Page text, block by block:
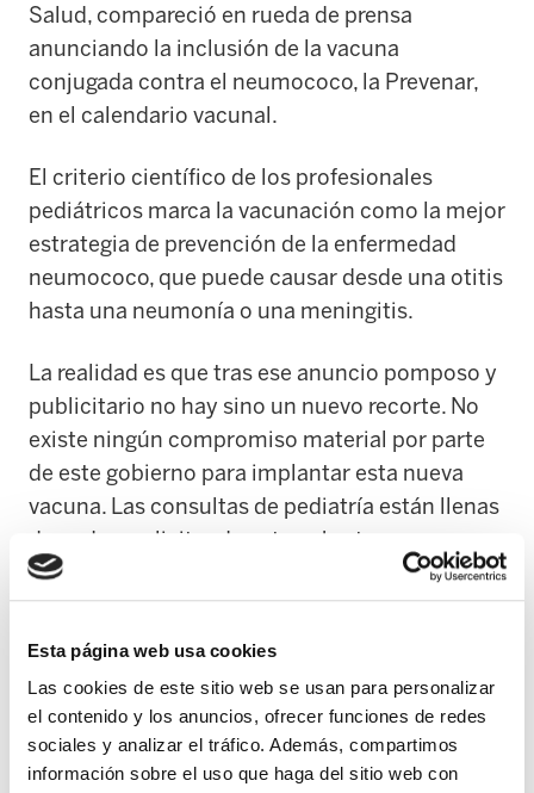
Esta página web usa cookies
Las cookies de este sitio web se usan para personalizar
el contenido y los anuncios, ofrecer funciones de redes
sociales y analizar el tráfico. Además, compartimos
información sobre el uso que haga del sitio web con
Salud, compareció en rueda de prensa
anunciando la inclusión de la vacuna
conjugada contra el neumococo, la Prevenar,
en el calendario vacunal.
El criterio científico de los profesionales
pediátricos marca la vacunación como la mejor
estrategia de prevención de la enfermedad
neumococo, que puede causar desde una otitis
hasta una neumonía o una meningitis.
La realidad es que tras ese anuncio pomposo y
publicitario no hay sino un nuevo recorte. No
existe ningún compromiso material por parte
de este gobierno para implantar esta nueva
vacuna. Las consultas de pediatría están llenas
de padres solicitando esta cobertura que nos
prometió con criterio profesional, pero todavía
no hay ninguna planificación.
Los pediatras no disponen de información para
trasmitir a los padres y madres y no pueden
realizar una recomendación profesional. En la
mayoría de los casos las familias han tenido